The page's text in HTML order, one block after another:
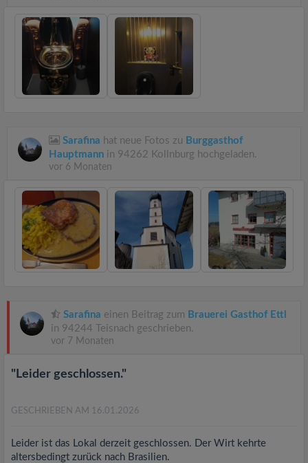
Sarafina hat neue Fotos zu Burggasthof
Hauptmann in 94262 Kollnburg hochgeladen.
vor 6 Monaten
Sarafina einen Beitrag zum Brauerei Gasthof Ettl
in 94244 Teisnach geschrieben.
vor 7 Monaten
"Leider geschlossen."
GESCHRIEBEN AM 16.01.2026
Leider ist das Lokal derzeit geschlossen. Der Wirt kehrte
altersbedingt zurück nach Brasilien.